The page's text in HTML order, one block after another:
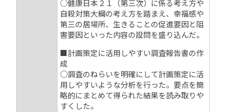
○健康日本２１（第三次）に係る考え方や
自殺対策大綱の考え方を踏まえ、幸福感や
第三の居場所、生きることの促進要因と阻
害要因といった内容の設問を盛り込んだ。
■計画策定に活用しやすい調査報告書の作
成
○調査のねらいを明確にして計画策定に活
用しやすいような分析を行った。要点を簡
略的にまとめて得られた結果を読み取りや
すくした。